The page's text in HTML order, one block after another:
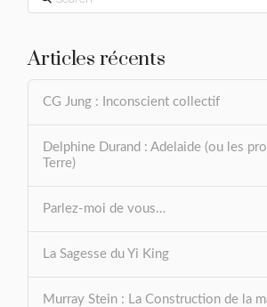
Articles récents
CG Jung : Inconscient collectif
Delphine Durand : Adelaide (ou les
Terre)
Parlez-moi de vous…
La Sagesse du Yi King
Murray Stein : La Construction de la